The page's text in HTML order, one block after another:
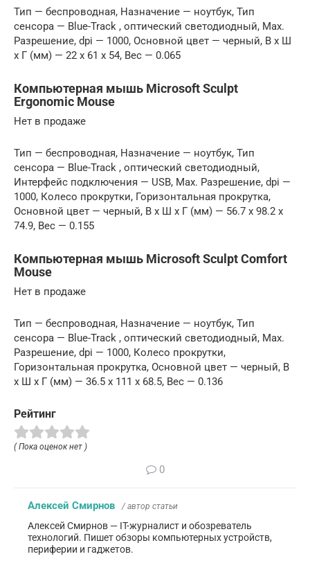
Тип — беспроводная, Назначение — ноутбук, Тип
сенсора — Blue-Track , оптический светодиодный, Max.
Разрешение, dpi — 1000, Основной цвет — черный, В x Ш
x Г (мм) — 22 x 61 x 54, Вес — 0.065
Компьютерная мышь Microsoft Sculpt
Ergonomic Mouse
Нет в продаже
Тип — беспроводная, Назначение — ноутбук, Тип
сенсора — Blue-Track , оптический светодиодный,
Интерфейс подключения — USB, Max. Разрешение, dpi —
1000, Колесо прокрутки, Горизонтальная прокрутка,
Основной цвет — черный, В x Ш x Г (мм) — 56.7 x 98.2 x
74.9, Вес — 0.155
Компьютерная мышь Microsoft Sculpt Comfort
Mouse
Нет в продаже
Тип — беспроводная, Назначение — ноутбук, Тип
сенсора — Blue-Track , оптический светодиодный, Max.
Разрешение, dpi — 1000, Колесо прокрутки,
Горизонтальная прокрутка, Основной цвет — черный, В
x Ш x Г (мм) — 36.5 x 111 x 68.5, Вес — 0.136
Рейтинг
( Пока оценок нет )
0
Алексей Смирнов / автор статьи
Алексей Смирнов — IT-журналист и обозреватель
технологий. Пишет обзоры компьютерных устройств,
периферии и гаджетов.